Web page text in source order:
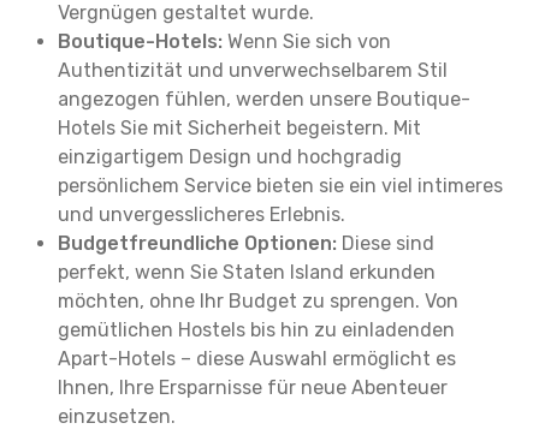
Vergnügen gestaltet wurde.
Boutique-Hotels: Wenn Sie sich von
Authentizität und unverwechselbarem Stil
angezogen fühlen, werden unsere Boutique-
Hotels Sie mit Sicherheit begeistern. Mit
einzigartigem Design und hochgradig
persönlichem Service bieten sie ein viel intimeres
und unvergesslicheres Erlebnis.
Budgetfreundliche Optionen: Diese sind
perfekt, wenn Sie Staten Island erkunden
möchten, ohne Ihr Budget zu sprengen. Von
gemütlichen Hostels bis hin zu einladenden
Apart-Hotels – diese Auswahl ermöglicht es
Ihnen, Ihre Ersparnisse für neue Abenteuer
einzusetzen.